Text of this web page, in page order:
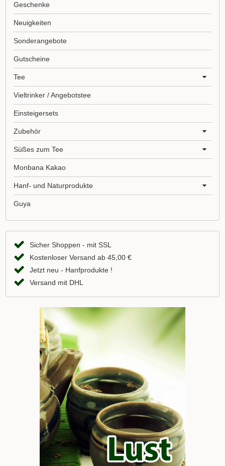
Geschenke
Neuigkeiten
Sonderangebote
Gutscheine
Tee
Vieltrinker / Angebotstee
Einsteigersets
Zubehör
Süßes zum Tee
Monbana Kakao
Hanf- und Naturprodukte
Guya
Sicher Shoppen - mit SSL
Kostenloser Versand ab 45,00 €
Jetzt neu - Hanfprodukte !
Versand mit DHL